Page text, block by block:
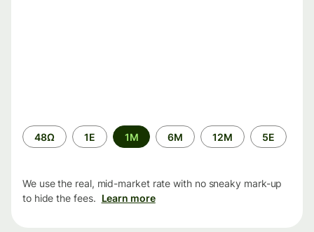
Time
period
48Ω 1Ε 1M 6M 12M 5Ε
We use the real, mid-market rate with no sneaky mark-up
to hide the fees. Learn more